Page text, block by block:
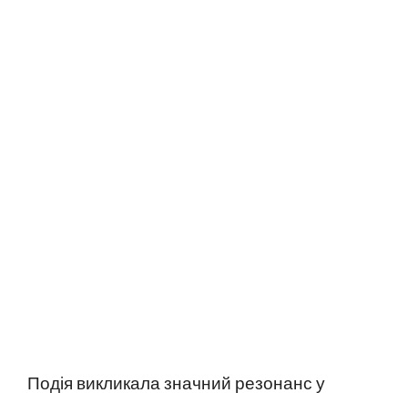
Подія викликала значний резонанс у